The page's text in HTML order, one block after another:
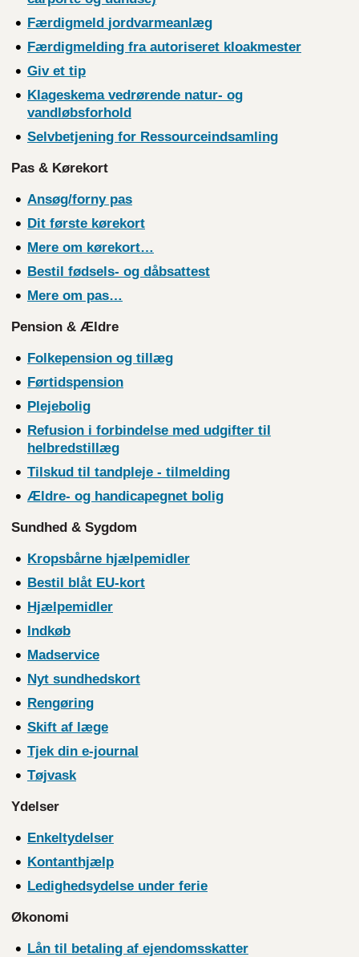
Færdigmeld jordvarmeanlæg
Færdigmelding fra autoriseret kloakmester
Giv et tip
Klageskema vedrørende natur- og
vandløbsforhold
Selvbetjening for Ressourceindsamling
Pas & Kørekort
Ansøg/forny pas
Dit første kørekort
Mere om kørekort…
Bestil fødsels- og dåbsattest
Mere om pas…
Pension & Ældre
Folkepension og tillæg
Førtidspension
Plejebolig
Refusion i forbindelse med udgifter til
helbredstillæg
Tilskud til tandpleje - tilmelding
Ældre- og handicapegnet bolig
Sundhed & Sygdom
Kropsbårne hjælpemidler
Bestil blåt EU-kort
Hjælpemidler
Indkøb
Madservice
Nyt sundhedskort
Rengøring
Skift af læge
Tjek din e-journal
Tøjvask
Ydelser
Enkeltydelser
Kontanthjælp
Ledighedsydelse under ferie
Økonomi
Lån til betaling af ejendomsskatter